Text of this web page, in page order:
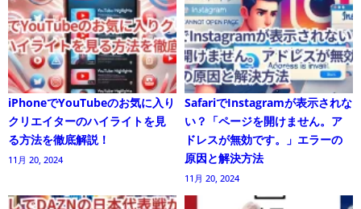
iPhoneでYouTubeのお気に入り
クリエイターのハイライトを見
る方法を徹底解説！
11月 20, 2024
SafariでInstagramが表示されな
い？「ページを開けません。ア
ドレスが無効です。」エラーの
原因と解決方法
11月 20, 2024